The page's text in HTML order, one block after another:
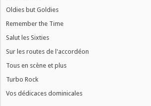
Oldies but Goldies
Remember the Time
Salut les Sixties
Sur les routes de l'accordéon
Tous en scène et plus
Turbo Rock
Vos dédicaces dominicales